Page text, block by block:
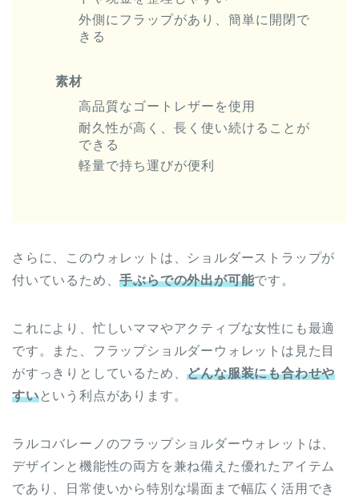
外側にフラップがあり、簡単に開閉で
きる
素材
高品質なゴートレザーを使用
耐久性が高く、長く使い続けることが
できる
軽量で持ち運びが便利
さらに、このウォレットは、ショルダーストラップが
付いているため、手ぶらでの外出が可能です。
これにより、忙しいママやアクティブな女性にも最適
です。また、フラップショルダーウォレットは見た目
がすっきりとしているため、どんな服装にも合わせや
すいという利点があります。
ラルコバレーノのフラップショルダーウォレットは、
デザインと機能性の両方を兼ね備えた優れたアイテム
であり、日常使いから特別な場面まで幅広く活用でき